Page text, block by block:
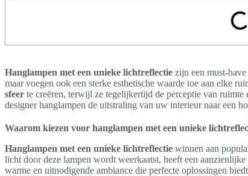
Hanglampen met een unieke lichtreflectie zijn een must-have
maar voegen ook een sterke esthetische waarde toe aan elke
sfeer te creëren, terwijl ze tegelijkertijd de perceptie van
designer hanglampen de uitstraling van uw interieur naar een
Waarom kiezen voor hanglampen met een unieke
Hanglampen met een unieke lichtreflectie winnen aan
licht door deze lampen wordt weerkaatst, heeft een
warme en uitnodigende ambiance die perfecte oplossingen